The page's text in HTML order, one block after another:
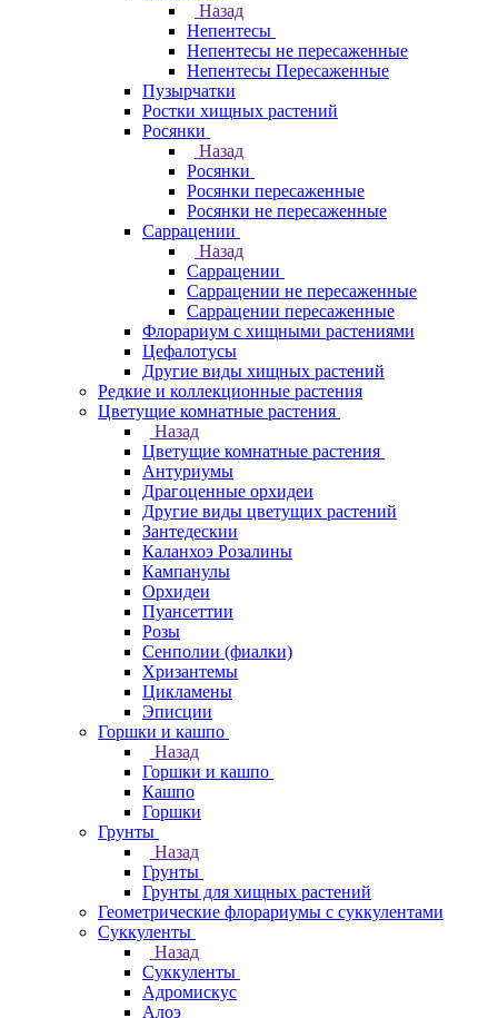
Назад
Непентесы
Непентесы не пересаженные
Непентесы Пересаженные
Пузырчатки
Ростки хищных растений
Росянки
Назад
Росянки
Росянки пересаженные
Росянки не пересаженные
Саррацении
Назад
Саррацении
Саррацении не пересаженные
Саррацении пересаженные
Флорариум с хищными растениями
Цефалотусы
Другие виды хищных растений
Редкие и коллекционные растения
Цветущие комнатные растения
Назад
Цветущие комнатные растения
Антуриумы
Драгоценные орхидеи
Другие виды цветущих растений
Зантедескии
Каланхоэ Розалины
Кампанулы
Орхидеи
Пуансеттии
Розы
Сенполии (фиалки)
Хризантемы
Цикламены
Эписции
Горшки и кашпо
Назад
Горшки и кашпо
Кашпо
Горшки
Грунты
Назад
Грунты
Грунты для хищных растений
Геометрические флорариумы с суккулентами
Суккуленты
Назад
Суккуленты
Адромискус
Алоэ